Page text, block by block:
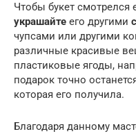
Чтобы букет смотрелся
украшайте его другими
чупсами или другими
различные красивые
пластиковые ягоды,
подарок точно
которая его получила.
Благодаря данному